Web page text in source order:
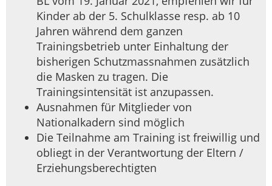
Kinder ab der 5. Schulklasse resp. ab 10
Jahren während dem ganzen
Trainingsbetrieb unter Einhaltung der
bisherigen Schutzmassnahmen zusätzlich
die Masken zu tragen. Die
Trainingsintensität ist anzupassen.
Ausnahmen für Mitglieder von
Nationalkadern sind möglich
Die Teilnahme am Training ist freiwillig und
obliegt in der Verantwortung der Eltern /
Erziehungsberechtigten